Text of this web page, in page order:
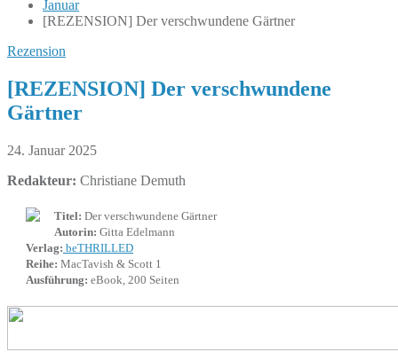
Januar
[REZENSION] Der verschwundene Gärtner
Rezension
[REZENSION] Der verschwundene
Gärtner
24. Januar 2025
Redakteur: Christiane Demuth
Titel: Der verschwundene Gärtner
Autorin: Gitta Edelmann
Verlag: beTHRILLED
Reihe: MacTavish & Scott 1
Ausführung: eBook, 200 Seiten